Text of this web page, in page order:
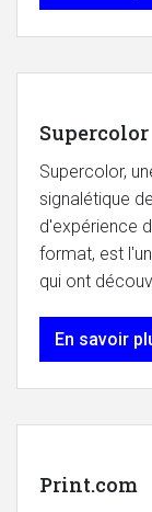
Supercolor
Supercolor,
signalétique
d'expérience
format, est
qui ont
En savoir
Print.com